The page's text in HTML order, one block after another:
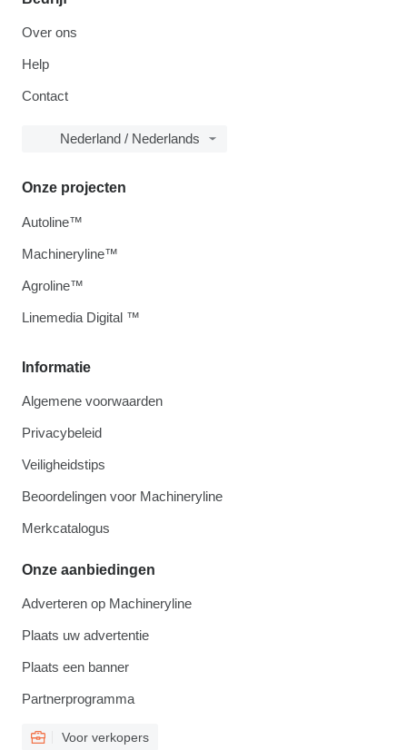
Over ons
Help
Contact
Nederland / Nederlands
Informatie
Algemene voorwaarden
Privacybeleid
Veiligheidstips
Beoordelingen voor Machineryline
Merkcatalogus
Onze aanbiedingen
Adverteren op Machineryline
Plaats uw advertentie
Plaats een banner
Partnerprogramma
Voor verkopers
Onze projecten
Autoline™
Machineryline™
Agroline™
Linemedia Digital ™